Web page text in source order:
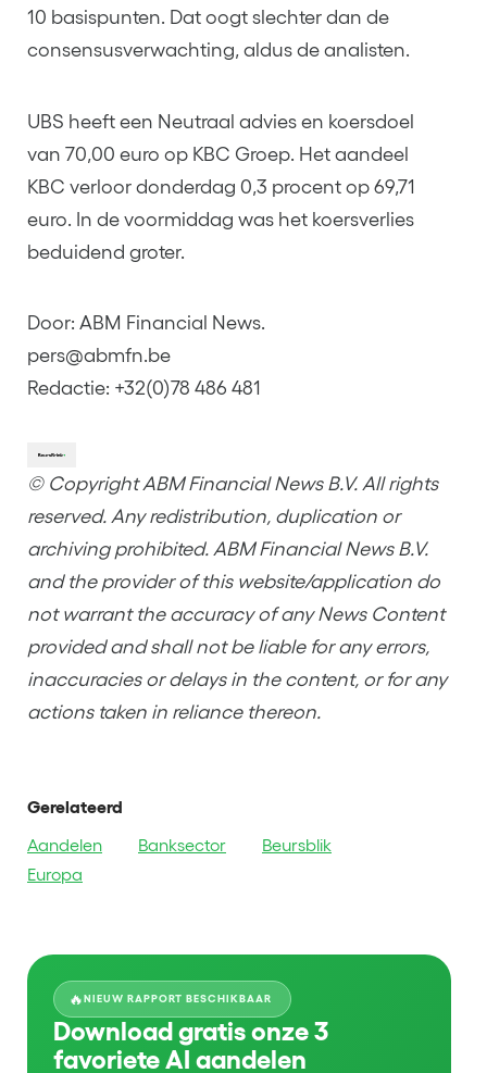
10 basispunten. Dat oogt slechter dan de
consensusverwachting, aldus de analisten.
UBS heeft een Neutraal advies en koersdoel
van 70,00 euro op KBC Groep. Het aandeel
KBC verloor donderdag 0,3 procent op 69,71
euro. In de voormiddag was het koersverlies
beduidend groter.
Door: ABM Financial News.
pers@abmfn.be
Redactie: +32(0)78 486 481
© Copyright ABM Financial News B.V. All rights
reserved. Any redistribution, duplication or
archiving prohibited. ABM Financial News B.V.
and the provider of this website/application do
not warrant the accuracy of any News Content
provided and shall not be liable for any errors,
inaccuracies or delays in the content, or for any
actions taken in reliance thereon.
Gerelateerd
Aandelen
Banksector
Beursblik
Europa
🔥 NIEUW RAPPORT BESCHIKBAAR
Download gratis onze 3
favoriete AI aandelen